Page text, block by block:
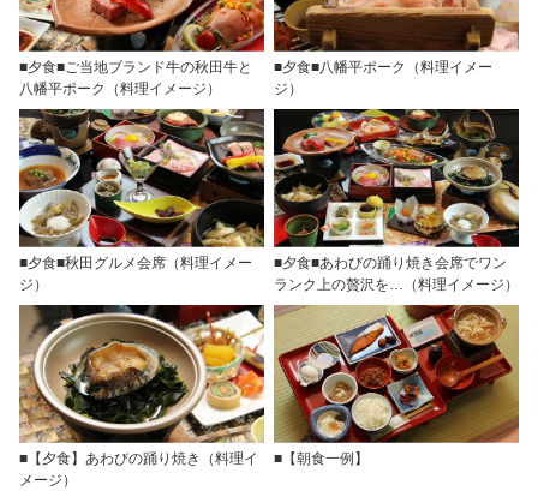
■夕食■ご当地ブランド牛の秋田牛と
八幡平ポーク（料理イメージ）
■夕食■八幡平ポーク（料理イメー
ジ）
■夕食■秋田グルメ会席（料理イメー
ジ）
■夕食■あわびの踊り焼き会席でワン
ランク上の贅沢を…（料理イメージ）
■【夕食】あわびの踊り焼き（料理イ
メージ）
■【朝食一例】